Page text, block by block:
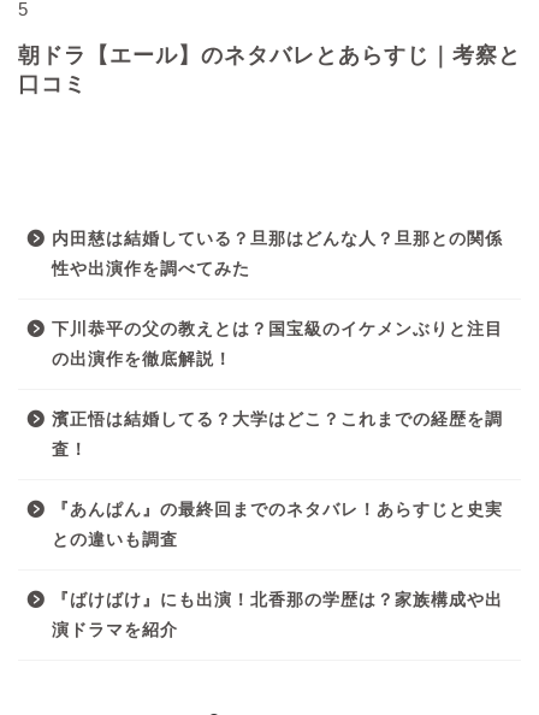
5
朝ドラ【エール】のネタバレとあらすじ｜考察と
口コミ
内田慈は結婚している？旦那はどんな人？旦那との関係
性や出演作を調べてみた
下川恭平の父の教えとは？国宝級のイケメンぶりと注目
の出演作を徹底解説！
濱正悟は結婚してる？大学はどこ？これまでの経歴を調
査！
『あんぱん』の最終回までのネタバレ！あらすじと史実
との違いも調査
『ばけばけ』にも出演！北香那の学歴は？家族構成や出
演ドラマを紹介